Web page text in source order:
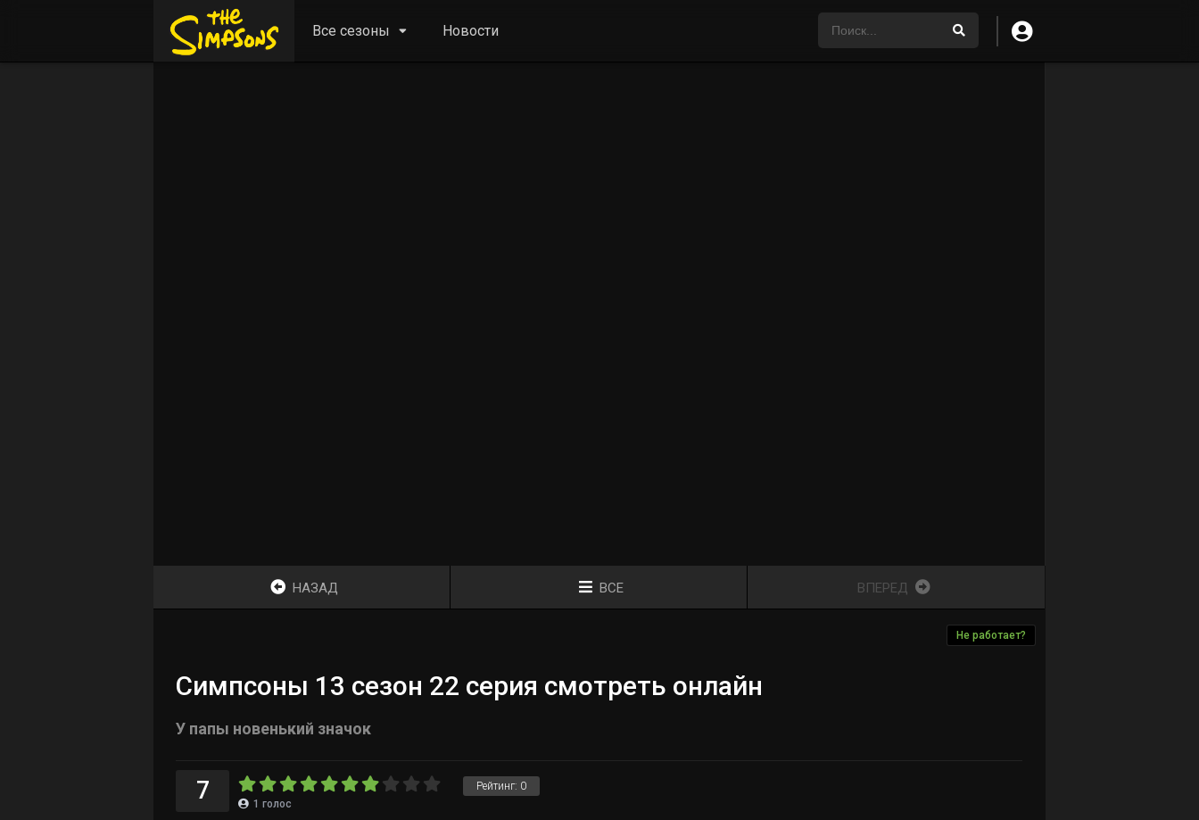
Все сезоны Новости
НАЗАД ВСЕ ВПЕРЕД
Не работает?
Симпсоны 13 сезон 22 серия смотреть онлайн
У папы новенький значок
Рейтинг: 0
7 1 голос